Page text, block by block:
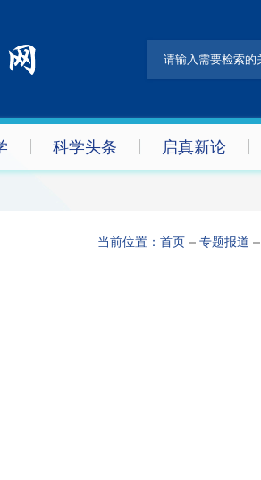
科学头条 启真新论
当前位置： 首页 专题报道